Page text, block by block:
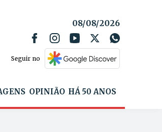
08/08/2026
Seguir no
OPINIÃO HÁ 50 ANOS